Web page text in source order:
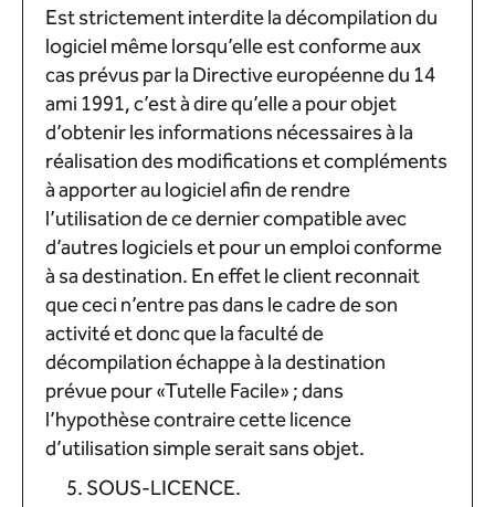
Est strictement interdite la décompilation du
logiciel même lorsqu’elle est conforme aux
cas prévus par la Directive européenne du 14
ami 1991, c’est à dire qu’elle a pour objet
d’obtenir les informations nécessaires à la
réalisation des modifications et compléments
à apporter au logiciel afin de rendre
l’utilisation de ce dernier compatible avec
d’autres logiciels et pour un emploi conforme
à sa destination. En effet le client reconnait
que ceci n’entre pas dans le cadre de son
activité et donc que la faculté de
décompilation échappe à la destination
prévue pour «Tutelle Facile» ; dans
l’hypothèse contraire cette licence
d’utilisation simple serait sans objet.
SOUS-LICENCE.